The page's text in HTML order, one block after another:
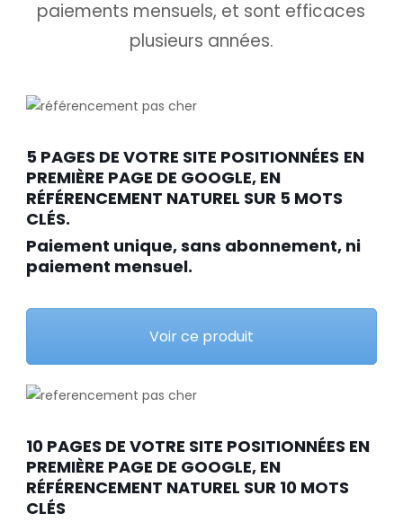
paiements mensuels, et sont efficaces
plusieurs années.
5 PAGES DE VOTRE SITE POSITIONNÉES EN
PREMIÈRE PAGE DE GOOGLE, EN
RÉFÉRENCEMENT NATUREL SUR 5 MOTS
CLÉS.
Paiement unique, sans abonnement, ni
paiement mensuel.
Voir ce produit
10 PAGES DE VOTRE SITE POSITIONNÉES EN
PREMIÈRE PAGE DE GOOGLE, EN
RÉFÉRENCEMENT NATUREL SUR 10 MOTS
CLÉS